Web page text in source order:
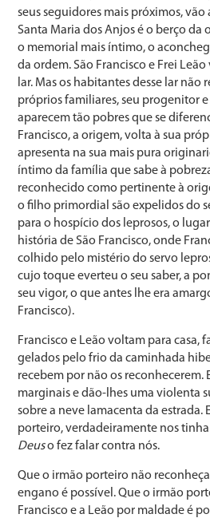
seus seguidores mais próximos, vão
Santa Maria dos Anjos é o berço da
o memorial mais íntimo, o
da ordem. São Francisco e Frei
lar. Mas os habitantes desse lar não
próprios familiares, seu progenitor
aparecem tão pobres que se
Francisco, a origem, volta à sua
apresenta na sua mais pura
íntimo da família que sabe à
reconhecido como pertinente à
o filho primordial são expelidos do
para o hospício dos leprosos, o
história de São Francisco, onde
colhido pelo mistério do servo
cujo toque everteu o seu sa­ber, a
seu vigor, o que antes lhe era
Francisco).
Francisco e Leão voltam para casa,
gelados pelo frio da caminhada
recebem por não os reconhecerem.
marginais e dão-lhes uma violenta
sobre a neve lamacenta da estrada.
porteiro, verdadeiramente nos
Deuso fez falar contra nós.
Que o irmão porteiro não
engano é possível. Que o irmão
Francisco e a Leão por maldade é